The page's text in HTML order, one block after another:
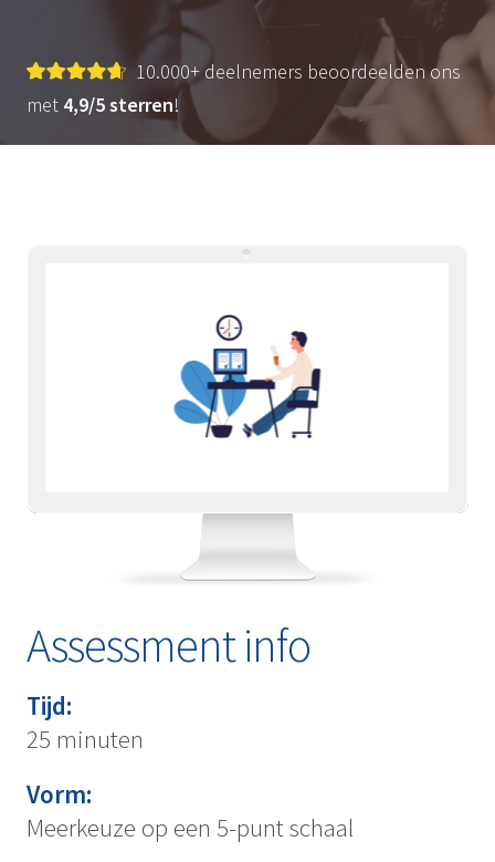
10.000+ deelnemers beoordeelden ons
met 4,9/5 sterren!
Assessment info
Tijd:
25 minuten
Vorm:
Meerkeuze op een 5-punt schaal